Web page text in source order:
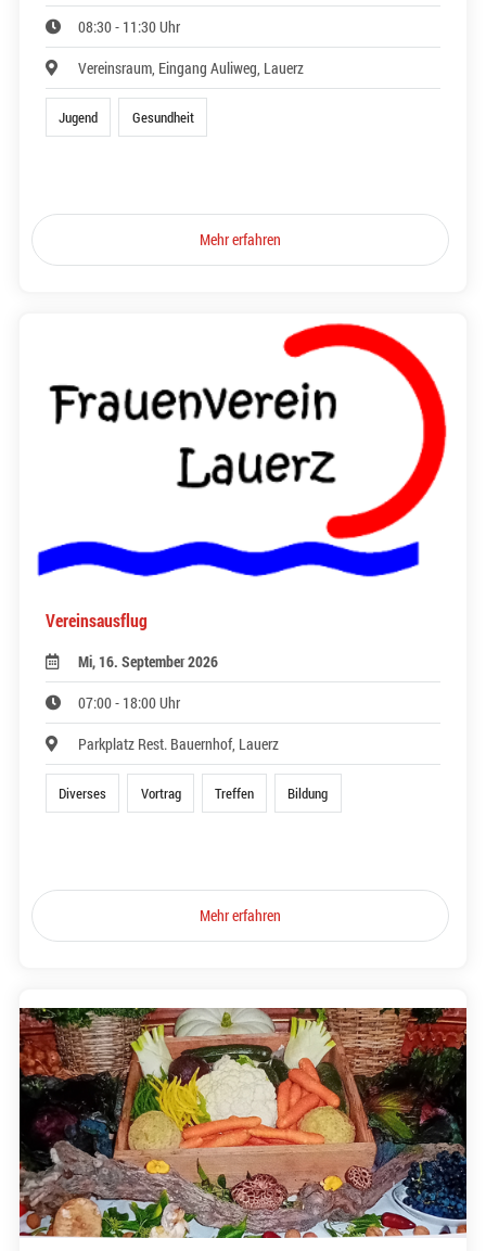
08:30 - 11:30 Uhr
Vereinsraum, Eingang Auliweg, Lauerz
Jugend Gesundheit
Mehr erfahren
Vereinsausflug
Mi, 16. September 2026
07:00 - 18:00 Uhr
Parkplatz Rest. Bauernhof, Lauerz
Diverses Vortrag Treffen Bildung
Mehr erfahren